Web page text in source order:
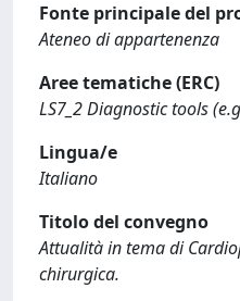
Fonte principale del
Ateneo di appartenenza
Aree tematiche (ERC)
LS7_2 Diagnostic tools
Lingua/e
Italiano
Titolo del convegno
Attualità in tema di
chirurgica.